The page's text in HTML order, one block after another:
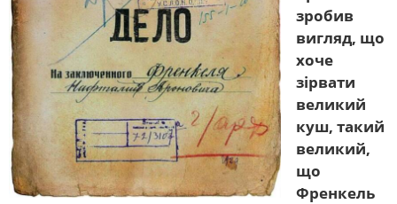
зробив
вигляд, що
хоче
зірвати
великий
куш, такий
великий,
що
Френкель